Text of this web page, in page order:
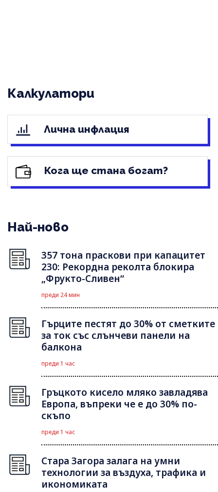
Калкулатори
Лична инфлация
Кога ще стана богат?
Най-ново
357 тона праскови при капацитет
230: Рекордна реколта блокира
„Фрукто-Сливен“
преди 24 мин
Гърците пестят до 30% от сметките
за ток със слънчеви панели на
балкона
преди 1 час
Гръцкото кисело мляко завладява
Европа, въпреки че е до 30% по-
скъпо
преди 1 час
Стара Загора залага на умни
технологии за въздуха, трафика и
икономиката